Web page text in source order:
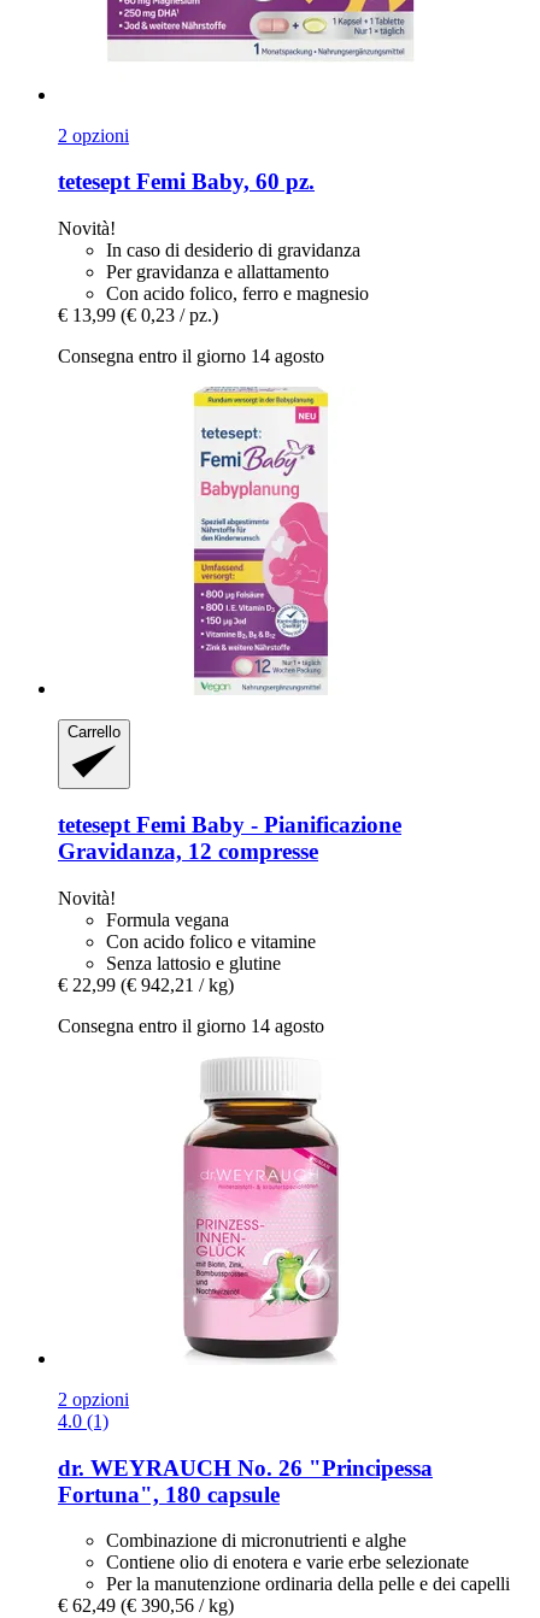
2 opzioni
teteseptFemi Baby, 60 pz.
Novità!
In caso di desiderio di gravidanza
Per gravidanza e allattamento
Con acido folico, ferro e magnesio
€ 13,99 (€ 0,23 / pz.)
Consegna entro il giorno 14 agosto
Carrello
tetesept Femi Baby -​ Pianificazione
Gravidanza, 12 compresse
Novità!
Formula vegana
Con acido folico e vitamine
Senza lattosio e glutine
€ 22,99 (€ 942,21 / kg)
Consegna entro il giorno 14 agosto
2 opzioni
4.0 (1)
dr. WEYRAUCH No. 26 "Principessa
Fortuna", 180 capsule
Combinazione di micronutrienti e alghe
Contiene olio di enotera e varie erbe selezionate
Per la manutenzione ordinaria della pelle e dei capelli
€ 62,49 (€ 390,56 / kg)